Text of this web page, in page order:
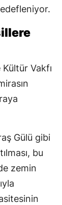
Vakfı
Gülü gibi
bu
zemin